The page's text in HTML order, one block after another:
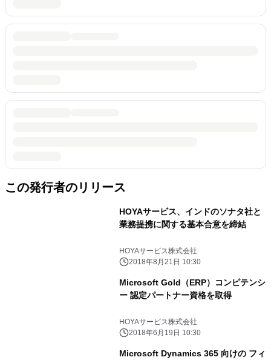
この発行者のリリース
HOYAサービス、インドのソナタ社と
業務提携に関する基本合意を締結
HOYAサービス株式会社
2018年8月21日 10:30
Microsoft Gold（ERP）コンピテンシ
ー 認定パートナー資格を取得
HOYAサービス株式会社
2018年6月19日 10:30
Microsoft Dynamics 365 向けの フィ